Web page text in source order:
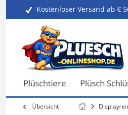
Kostenloser Versand ab €
Plüschtiere Plüsch
Übersicht